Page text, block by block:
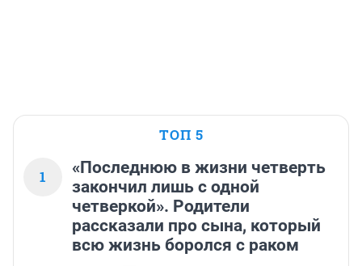
ТОП 5
1
«Последнюю в жизни четверть
закончил лишь с одной
четверкой». Родители
рассказали про сына, который
всю жизнь боролся с раком